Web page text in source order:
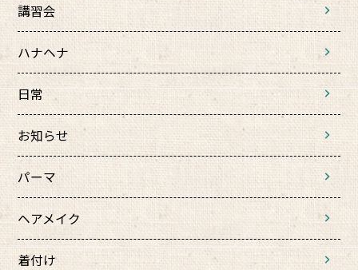
講習会
ハナヘナ
日常
お知らせ
パーマ
ヘアメイク
着付け